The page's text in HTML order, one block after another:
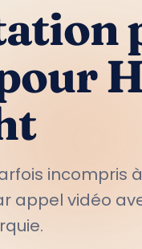
incompris
appel vidéo